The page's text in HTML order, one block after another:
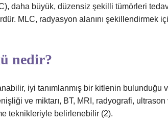
daha büyük, düzensiz şekilli tümörleri
MLC, radyasyon alanını şekillendirmek
nedir?
iyi tanımlanmış bir kitlenin bulunduğu
ve miktarı, BT, MRI, radyografi,
teknikleriyle belirlenebilir (2).